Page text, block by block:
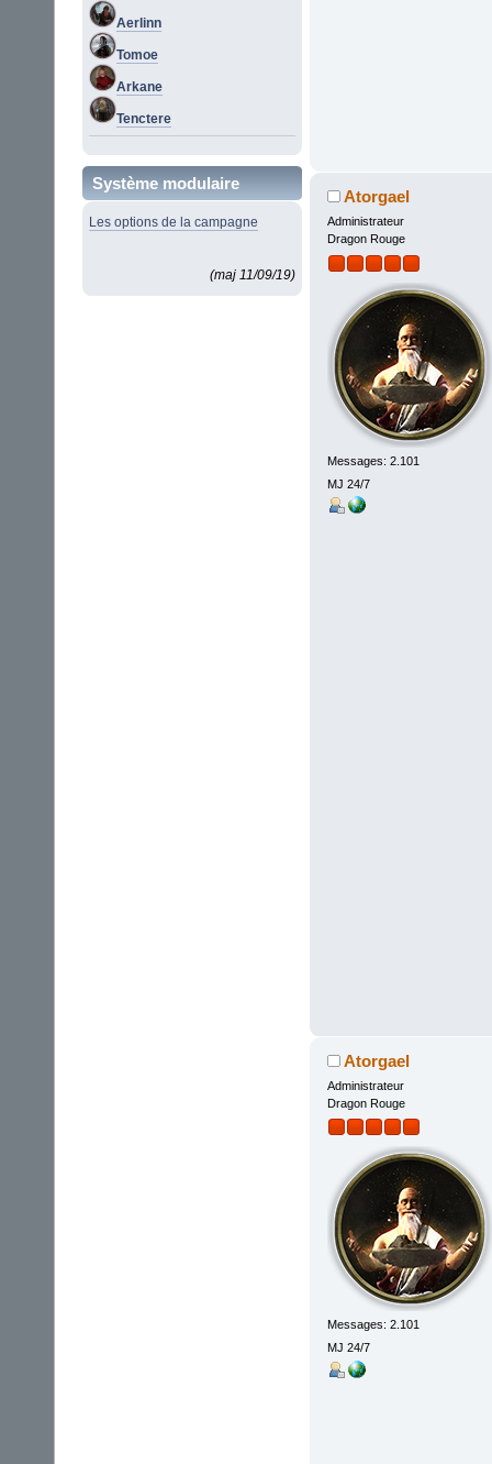
Aerlinn
Tomoe
Arkane
Tenctere
Système modulaire
Les options de la campagne
(maj 11/09/19)
Atorgael
Administrateur
Dragon Rouge
Messages: 2.101
MJ 24/7
Atorgael
Administrateur
Dragon Rouge
Messages: 2.101
MJ 24/7